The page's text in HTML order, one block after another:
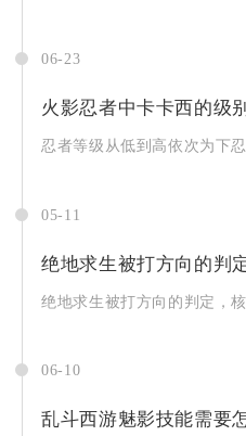
06-23
忍者等级从低到高依次为下
05-11
绝地求生被打方向的判定，
06-10